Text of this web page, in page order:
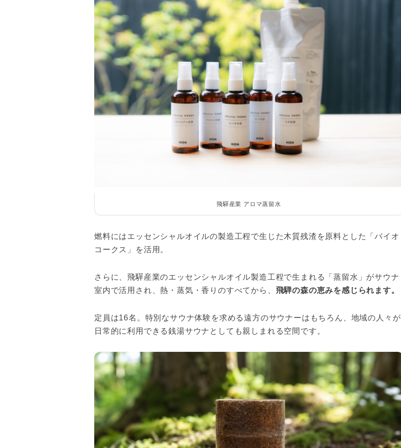
飛驒産業 アロマ蒸留水
燃料にはエッセンシャルオイルの製造工程で生じた木質残渣を原料とした「バイオ
コークス」を活用。
さらに、飛驒産業のエッセンシャルオイル製造工程で生まれる「蒸留水」がサウナ
室内で活用され、熱・蒸気・香りのすべてから、 飛騨の森の恵みを感じられます。
定員は16名。特別なサウナ体験を求める遠方のサウナーはもちろん、地域の人々が
日常的に利用できる銭湯サウナとしても親しまれる空間です。